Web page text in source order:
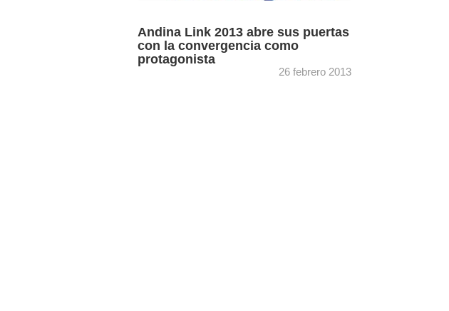
Andina Link 2013 abre sus puertas
con la convergencia como
protagonista
26 febrero 2013